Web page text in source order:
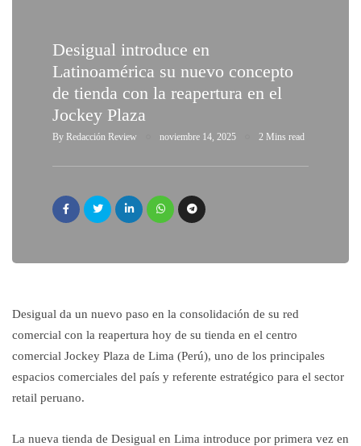
Desigual introduce en
Latinoamérica su nuevo concepto
de tienda con la reapertura en el
Jockey Plaza
By Redacción Review noviembre 14, 2025 2 Mins read
Desigual da un nuevo paso en la consolidación de su red
comercial con la reapertura hoy de su tienda en el centro
comercial Jockey Plaza de Lima (Perú), uno de los principales
espacios comerciales del país y referente estratégico para el sector
retail peruano.
La nueva tienda de Desigual en Lima introduce por primera vez en